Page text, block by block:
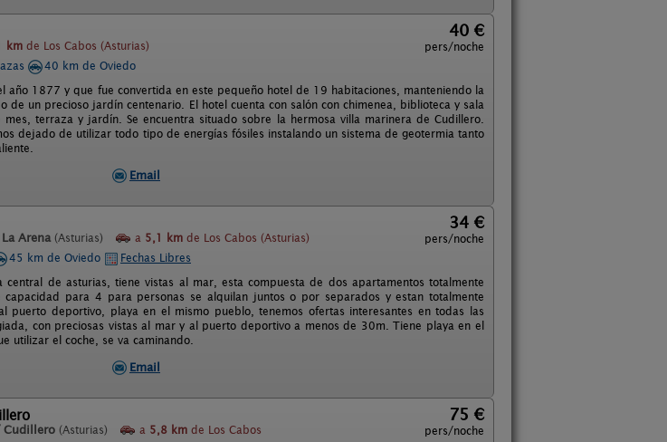
km de Los Cabos (Asturias)
40 €
pers/noche
40 km de Oviedo
año 1877 y que fue convertida en este pequeño hotel de 19 habitaciones, manteniendo la
de un precioso jardín centenario. El hotel cuenta con salón con chimenea, biblioteca y sala
terraza y jardín. Se encuentra situado sobre la hermosa villa marinera de Cudillero.
dejado de utilizar todo tipo de energías fósiles instalando un sistema de geotermia tanto
Email
Arena (Asturias) a 5,1 km de Los Cabos (Asturias)
34 €
pers/noche
45 km de Oviedo
Fechas Libres
central de asturias, tiene vistas al mar, esta compuesta de dos apartamentos totalmente
para 4 para personas se alquilan juntos o por separados y estan totalmente
puerto deportivo, playa en el mismo pueblo, tenemos ofertas interesantes en todas las
con preciosas vistas al mar y al puerto deportivo a menos de 30m. Tiene playa en el
utilizar el coche, se va caminando.
Email
Cudillero (Asturias) a 5,8 km de Los Cabos
75 €
pers/noche